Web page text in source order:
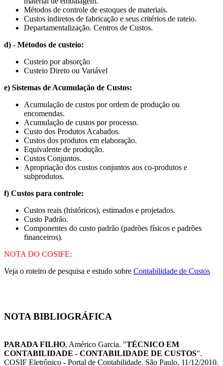
Métodos de controle de estoques de materiais.
Custos indiretos de fabricação e seus critérios de rateio.
Departamentalização. Centros de Custos.
d) - Métodos de custeio:
Custeio por absorção
Custeio Direto ou Variável
e) Sistemas de Acumulação de Custos:
Acumulação de custos por ordem de produção ou
encomendas.
Acumulação de custos por processo.
Custo dos Produtos Acabados.
Custos dos produtos em elaboração.
Equivalente de produção.
Custos Conjuntos.
Apropriação dos custos conjuntos aos co-produtos e
subprodutos.
f) Custos para controle:
Custos reais (históricos), estimados e projetados.
Custo Padrão.
Componentes do custo padrão (padrões físicos e padrões
financeiros).
NOTA DO COSIFE:
Veja o roteiro de pesquisa e estudo sobre Contabilidade de Custos
NOTA BIBLIOGRÁFICA
PARADA FILHO, Américo Garcia. "TÉCNICO EM
CONTABILIDADE - CONTABILIDADE DE CUSTOS".
COSIF Eletrônico - Portal de Contabilidade. São Paulo, 11/12/2010.